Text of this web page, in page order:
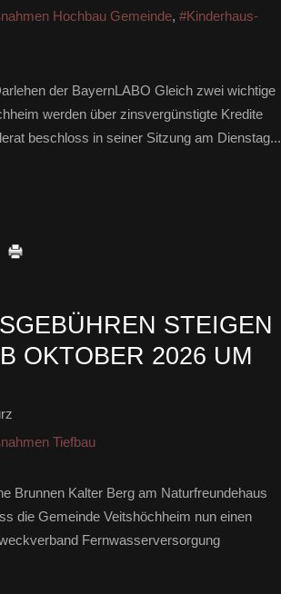
Hochbau Gemeinde, #Kinderhaus-
der BayernLABO Gleich zwei wichtige
werden über zinsvergünstigte Kredite
beschloss in seiner Sitzung am Dienstag...
STEIGEN
OKTOBER 2026 UM
Tiefbau
Brunnen Kalter Berg am Naturfreundehaus
die Gemeinde Veitshöchheim nun einen
Fernwasserversorgung